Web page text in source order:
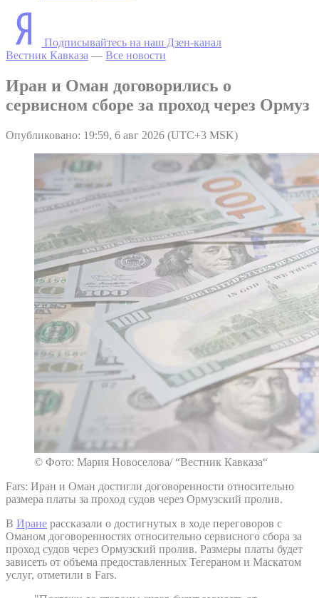
Подписывайтесь на наш Дзен-канал
Вестник Кавказа — Все новости
Иран и Оман договорились о
сервисном сборе за проход через Ормуз
Опубликовано: 19:59, 6 авг 2026 (UTC+3 MSK)
© Фото: Мария Новоселова/ “Вестник Кавказа“
Fars: Иран и Оман достигли договоренности относительно
размера платы за проход судов через Ормузский пролив.
В Иране рассказали о достигнутых в ходе переговоров с
Оманом договоренностях относительно сервисного сбора за
проход судов через Ормузский пролив. Размеры платы будет
зависеть от объема предоставленных Тегераном и Маскатом
услуг, отметили в Fars.